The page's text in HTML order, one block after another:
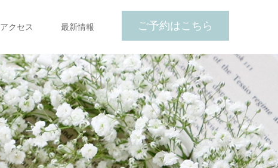
ご予約はこちら
アクセス 最新情報